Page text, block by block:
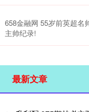
658金融网 55岁前英超名
主帅纪录!
最新文章